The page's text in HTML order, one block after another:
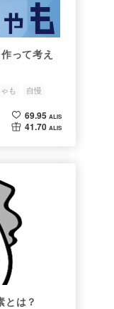
って考え
も 自慢
69.95 ALIS
41.70 ALIS
とは？